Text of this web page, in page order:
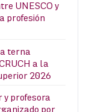
UNESCO y
profesión
terna
a la
2026
y profesora
por